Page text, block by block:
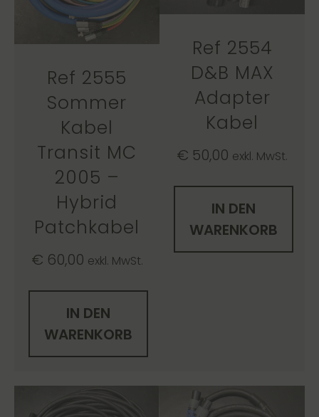
Ref 2555
Sommer
Kabel
Transit MC
2005 –
Hybrid
Patchkabel
€ 60,00 exkl. MwSt.
IN DEN
WARENKORB
Ref 2554
D&B MAX
Adapter
Kabel
€ 50,00 exkl. MwSt.
IN DEN
WARENKORB